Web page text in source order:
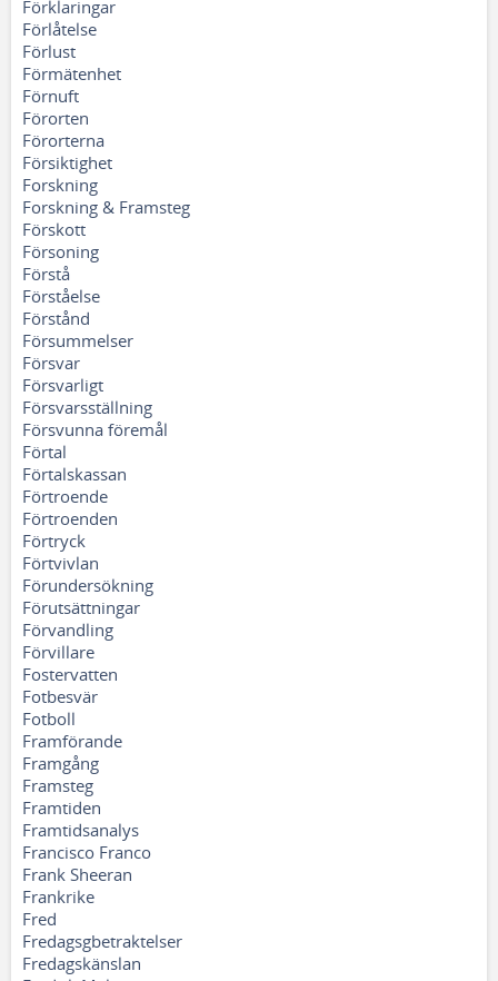
Förklaringar
Förlåtelse
Förlust
Förmätenhet
Förnuft
Förorten
Förorterna
Försiktighet
Forskning
Forskning & Framsteg
Förskott
Försoning
Förstå
Förståelse
Förstånd
Försummelser
Försvar
Försvarligt
Försvarsställning
Försvunna föremål
Förtal
Förtalskassan
Förtroende
Förtroenden
Förtryck
Förtvivlan
Förundersökning
Förutsättningar
Förvandling
Förvillare
Fostervatten
Fotbesvär
Fotboll
Framförande
Framgång
Framsteg
Framtiden
Framtidsanalys
Francisco Franco
Frank Sheeran
Frankrike
Fred
Fredagsgbetraktelser
Fredagskänslan